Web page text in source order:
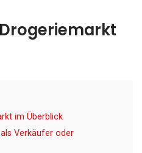
im Überblick
Verkäufer oder